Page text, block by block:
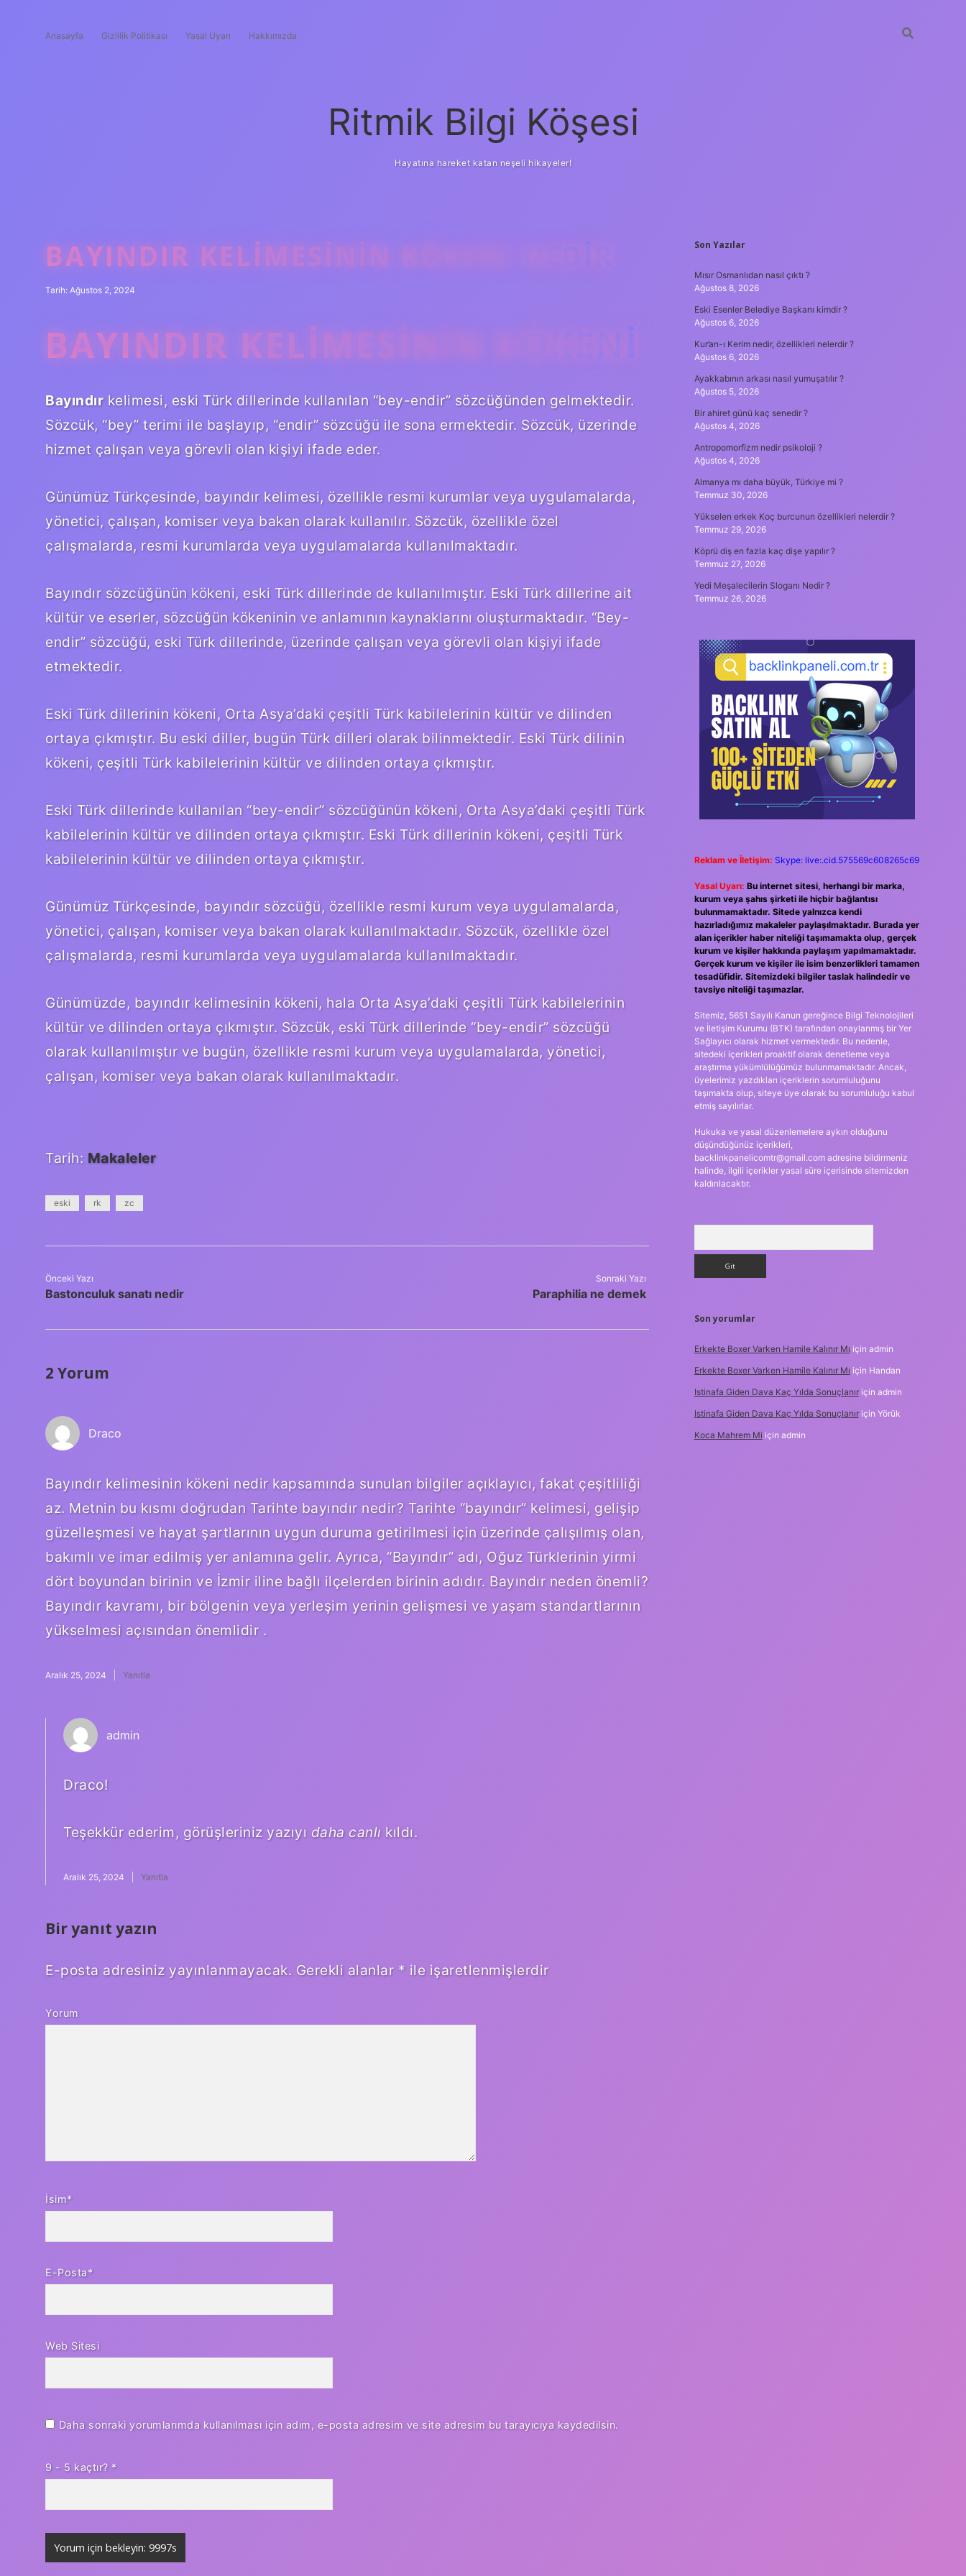
Anasayfa Gizlilik Politikası Yasal Uyarı Hakkımızda
Ritmik Bilgi Köşesi
Hayatına hareket katan neşeli hikayeler!
BAYINDIR KELIMESININ KÖKENI NEDIR
Tarih: Ağustos 2, 2024
BAYINDIR KELIMESININ KÖKENI
Bayındırkelimesi, eski Türk dillerinde kullanılan “bey-endir” sözcüğünden gelmektedir.
Sözcük, “bey” terimi ile başlayıp, “endir” sözcüğü ile sona ermektedir. Sözcük, üzerinde
hizmet çalışan veya görevli olan kişiyi ifade eder.
Günümüz Türkçesinde, bayındır kelimesi, özellikle resmi kurumlar veya uygulamalarda,
yönetici, çalışan, komiser veya bakan olarak kullanılır. Sözcük, özellikle özel
çalışmalarda, resmi kurumlarda veya uygulamalarda kullanılmaktadır.
Bayındır sözcüğünün kökeni, eski Türk dillerinde de kullanılmıştır. Eski Türk dillerine ait
kültür ve eserler, sözcüğün kökeninin ve anlamının kaynaklarını oluşturmaktadır. “Bey-
endir” sözcüğü, eski Türk dillerinde, üzerinde çalışan veya görevli olan kişiyi ifade
etmektedir.
Eski Türk dillerinin kökeni, Orta Asya’daki çeşitli Türk kabilelerinin kültür ve dilinden
ortaya çıkmıştır. Bu eski diller, bugün Türk dilleri olarak bilinmektedir. Eski Türk dilinin
kökeni, çeşitli Türk kabilelerinin kültür ve dilinden ortaya çıkmıştır.
Eski Türk dillerinde kullanılan “bey-endir” sözcüğünün kökeni, Orta Asya’daki çeşitli Türk
kabilelerinin kültür ve dilinden ortaya çıkmıştır. Eski Türk dillerinin kökeni, çeşitli Türk
kabilelerinin kültür ve dilinden ortaya çıkmıştır.
Günümüz Türkçesinde, bayındır sözcüğü, özellikle resmi kurum veya uygulamalarda,
yönetici, çalışan, komiser veya bakan olarak kullanılmaktadır. Sözcük, özellikle özel
çalışmalarda, resmi kurumlarda veya uygulamalarda kullanılmaktadır.
Günümüzde, bayındır kelimesinin kökeni, hala Orta Asya’daki çeşitli Türk kabilelerinin
kültür ve dilinden ortaya çıkmıştır. Sözcük, eski Türk dillerinde “bey-endir” sözcüğü
olarak kullanılmıştır ve bugün, özellikle resmi kurum veya uygulamalarda, yönetici,
çalışan, komiser veya bakan olarak kullanılmaktadır.
Tarih: Makaleler
eski rk zc
Önceki Yazı
Bastonculuk sanatı nedir
Sonraki Yazı
Paraphilia ne demek
2 Yorum
Draco
Bayındır kelimesinin kökeni nedir kapsamında sunulan bilgiler açıklayıcı, fakat çeşitliliği
az. Metnin bu kısmı doğrudan Tarihte bayındır nedir? Tarihte “bayındır” kelimesi, gelişip
güzelleşmesi ve hayat şartlarının uygun duruma getirilmesi için üzerinde çalışılmış olan,
bakımlı ve imar edilmiş yer anlamına gelir. Ayrıca, “Bayındır” adı, Oğuz Türklerinin yirmi
dört boyundan birinin ve İzmir iline bağlı ilçelerden birinin adıdır. Bayındır neden önemli?
Bayındır kavramı, bir bölgenin veya yerleşim yerinin gelişmesi ve yaşam standartlarının
yükselmesi açısından önemlidir .
Aralık 25, 2024 Yanıtla
admin
Draco!
Teşekkür ederim, görüşleriniz yazıyı daha canlı kıldı.
Aralık 25, 2024 Yanıtla
Bir yanıt yazın
E-posta adresiniz yayınlanmayacak. Gerekli alanlar * ile işaretlenmişlerdir
Yorum
İsim*
E-Posta*
Web Sitesi
Daha sonraki yorumlarımda kullanılması için adım, e-posta adresim ve site adresim bu tarayıcıya kaydedilsin.
9 - 5 kaçtır? *
SIDEBAR
Son Yazılar
Mısır Osmanlıdan nasıl çıktı ?
Ağustos 8, 2026
Eski Esenler Belediye Başkanı kimdir ?
Ağustos 6, 2026
Kur’an-ı Kerim nedir, özellikleri nelerdir ?
Ağustos 6, 2026
Ayakkabının arkası nasıl yumuşatılır ?
Ağustos 5, 2026
Bir ahiret günü kaç senedir ?
Ağustos 4, 2026
Antropomorfizm nedir psikoloji ?
Ağustos 4, 2026
Almanya mı daha büyük, Türkiye mi ?
Temmuz 30, 2026
Yükselen erkek Koç burcunun özellikleri nelerdir ?
Temmuz 29, 2026
Köprü diş en fazla kaç dişe yapılır ?
Temmuz 27, 2026
Yedi Meşalecilerin Sloganı Nedir ?
Temmuz 26, 2026
Reklam ve İletişim: Skype: live:.cid.575569c608265c69
Yasal Uyarı: Bu internet sitesi, herhangi bir marka,
kurum veya şahıs şirketi ile hiçbir bağlantısı
bulunmamaktadır. Sitede yalnızca kendi
hazırladığımız makaleler paylaşılmaktadır. Burada yer
alan içerikler haber niteliği taşımamakta olup, gerçek
kurum ve kişiler hakkında paylaşım yapılmamaktadır.
Gerçek kurum ve kişiler ile isim benzerlikleri tamamen
tesadüfidir. Sitemizdeki bilgiler taslak halindedir ve
tavsiye niteliği taşımazlar.
Sitemiz, 5651 Sayılı Kanun gereğince Bilgi Teknolojileri
ve İletişim Kurumu (BTK) tarafından onaylanmış bir Yer
Sağlayıcı olarak hizmet vermektedir. Bu nedenle,
sitedeki içerikleri proaktif olarak denetleme veya
araştırma yükümlülüğümüz bulunmamaktadır. Ancak,
üyelerimiz yazdıkları içeriklerin sorumluluğunu
taşımakta olup, siteye üye olarak bu sorumluluğu kabul
etmiş sayılırlar.
Hukuka ve yasal düzenlemelere aykırı olduğunu
düşündüğünüz içerikleri,
backlinkpanelicomtr@gmail.comadresine bildirmeniz
halinde, ilgili içerikler yasal süre içerisinde sitemizden
kaldırılacaktır.
Son yorumlar
Erkekte Boxer Varken Hamile Kalınır Mı için admin
Erkekte Boxer Varken Hamile Kalınır Mı için Handan
Istinafa Giden Dava Kaç Yılda Sonuçlanıriçin admin
Istinafa Giden Dava Kaç Yılda Sonuçlanıriçin Yörük
Koca Mahrem Mi için admin